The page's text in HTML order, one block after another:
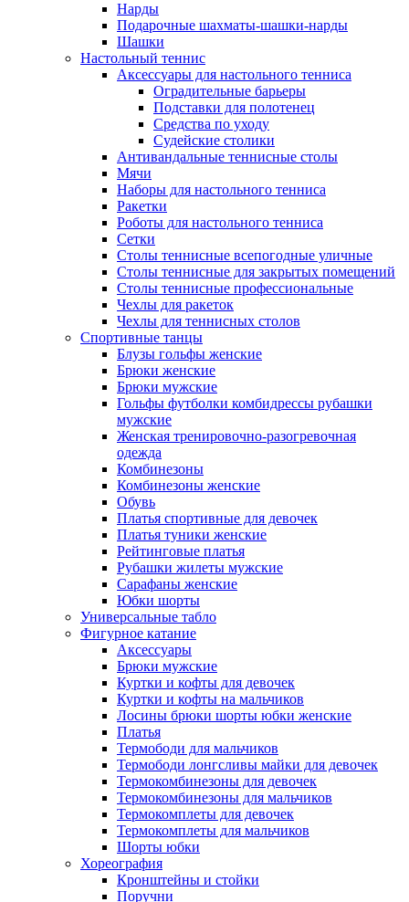
Нарды
Подарочные шахматы-шашки-нарды
Шашки
Настольный теннис
Аксессуары для настольного тенниса
Оградительные барьеры
Подставки для полотенец
Средства по уходу
Судейские столики
Антивандальные теннисные столы
Мячи
Наборы для настольного тенниса
Ракетки
Роботы для настольного тенниса
Сетки
Столы теннисные всепогодные уличные
Столы теннисные для закрытых помещений
Столы теннисные профессиональные
Чехлы для ракеток
Чехлы для теннисных столов
Спортивные танцы
Блузы гольфы женские
Брюки женские
Брюки мужские
Гольфы футболки комбидрессы рубашки
мужские
Женская тренировочно-разогревочная
одежда
Комбинезоны
Комбинезоны женские
Обувь
Платья спортивные для девочек
Платья туники женские
Рейтинговые платья
Рубашки жилеты мужские
Сарафаны женские
Юбки шорты
Универсальные табло
Фигурное катание
Аксессуары
Брюки мужские
Куртки и кофты для девочек
Куртки и кофты на мальчиков
Лосины брюки шорты юбки женские
Платья
Термободи для мальчиков
Термободи лонгсливы майки для девочек
Термокомбинезоны для девочек
Термокомбинезоны для мальчиков
Термокомплеты для девочек
Термокомплеты для мальчиков
Шорты юбки
Хореография
Кронштейны и стойки
Поручни